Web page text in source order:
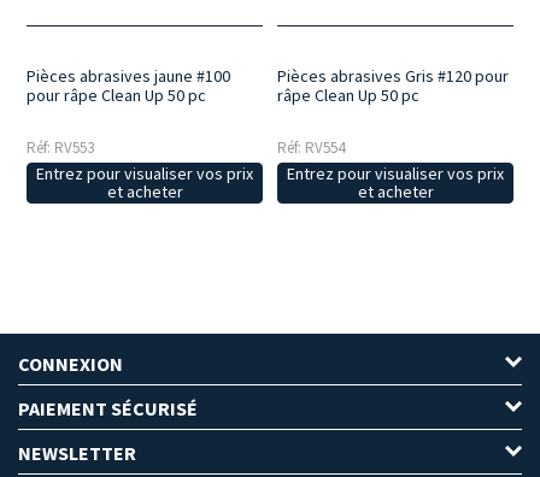
Pièces abrasives jaune #100
pour râpe Clean Up 50 pc
Réf: RV553
Entrez pour visualiser vos prix
et acheter
Pièces abrasives Gris #120 pour
râpe Clean Up 50 pc
Réf: RV554
Entrez pour visualiser vos prix
et acheter
CONNEXION
PAIEMENT SÉCURISÉ
NEWSLETTER